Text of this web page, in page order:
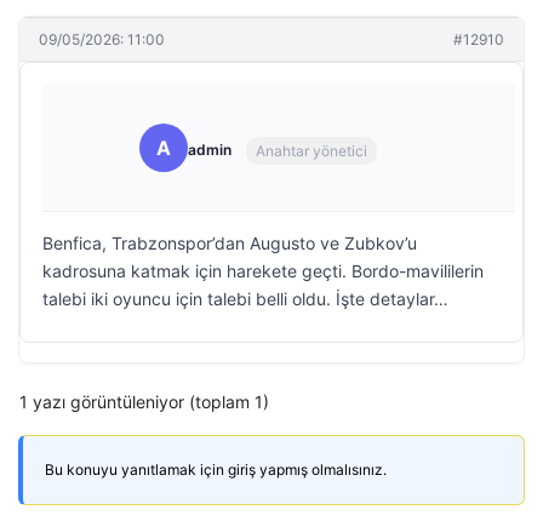
09/05/2026: 11:00 #12910
A admin Anahtar yönetici
Benfica, Trabzonspor’dan Augusto ve Zubkov’u
kadrosuna katmak için harekete geçti. Bordo-mavililerin
talebi iki oyuncu için talebi belli oldu. İşte detaylar…
1 yazı görüntüleniyor (toplam 1)
Bu konuyu yanıtlamak için giriş yapmış olmalısınız.